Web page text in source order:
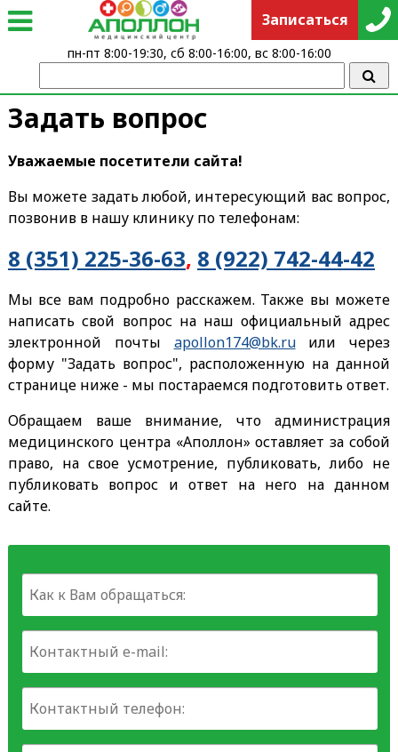
Задать вопрос
Уважаемые посетители сайта!
Вы можете задать любой, интересующий вас вопрос,
позвонив в нашу клинику по телефонам:
8 (351) 225-36-63, 8 (922) 742-44-42
Мы все вам подробно расскажем. Также вы можете
написать свой вопрос на наш официальный адрес
электронной почты apollon174@bk.ruили через
форму "Задать вопрос", расположенную на данной
странице ниже - мы постараемся подготовить ответ.
Обращаем ваше внимание, что администрация
медицинского центра «Аполлон» оставляет за собой
право, на свое усмотрение, публиковать, либо не
публиковать вопрос и ответ на него на данном
сайте.
Записаться
пн-пт 8:00-19:30, сб 8:00-16:00, вс 8:00-16:00